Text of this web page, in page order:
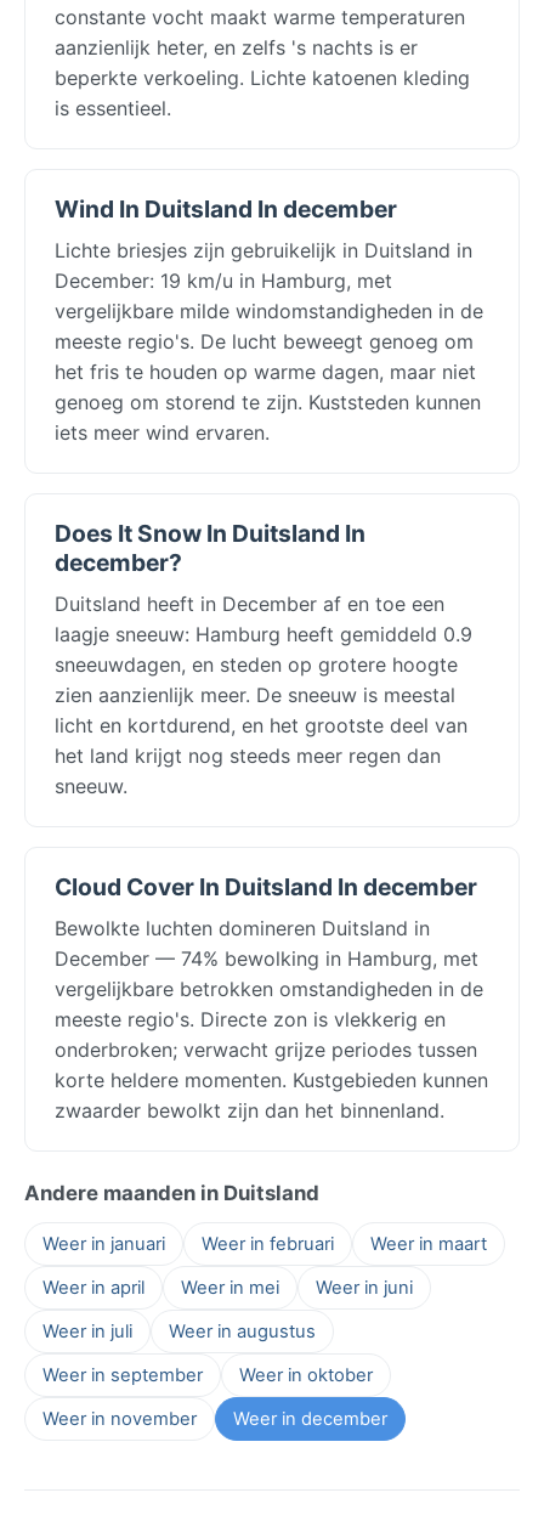
constante vocht maakt warme temperaturen
aanzienlijk heter, en zelfs 's nachts is er
beperkte verkoeling. Lichte katoenen kleding
is essentieel.
Wind In Duitsland In december
Lichte briesjes zijn gebruikelijk in Duitsland in
December: 19 km/u in Hamburg, met
vergelijkbare milde windomstandigheden in de
meeste regio's. De lucht beweegt genoeg om
het fris te houden op warme dagen, maar niet
genoeg om storend te zijn. Kuststeden kunnen
iets meer wind ervaren.
Does It Snow In Duitsland In
december?
Duitsland heeft in December af en toe een
laagje sneeuw: Hamburg heeft gemiddeld 0.9
sneeuwdagen, en steden op grotere hoogte
zien aanzienlijk meer. De sneeuw is meestal
licht en kortdurend, en het grootste deel van
het land krijgt nog steeds meer regen dan
sneeuw.
Cloud Cover In Duitsland In december
Bewolkte luchten domineren Duitsland in
December — 74% bewolking in Hamburg, met
vergelijkbare betrokken omstandigheden in de
meeste regio's. Directe zon is vlekkerig en
onderbroken; verwacht grijze periodes tussen
korte heldere momenten. Kustgebieden kunnen
zwaarder bewolkt zijn dan het binnenland.
Andere maanden in Duitsland
Weer in januari Weer in februari
Weer in maart
Weer in april
Weer in mei
Weer in juni
Weer in juli
Weer in augustus
Weer in september
Weer in oktober
Weer in november
Weer in december